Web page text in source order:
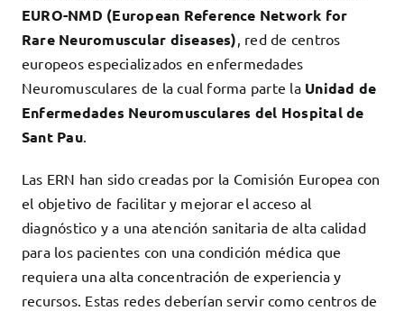
EURO-NMD (European Reference Network for
Rare Neuromuscular diseases) , red de centros
europeos especializados en enfermedades
Neuromusculares de la cual forma parte laUnidad de
Enfermedades Neuromusculares del Hospital de
Sant Pau.
Las ERN han sido creadas por la Comisión Europea con
el objetivo de facilitar y mejorar el acceso al
diagnóstico y a una atención sanitaria de alta calidad
para los pacientes con una condición médica que
requiera una alta concentración de experiencia y
recursos. Estas redes deberían servir como centros de